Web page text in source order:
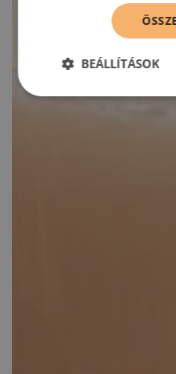
BEÁLLÍTÁSOK